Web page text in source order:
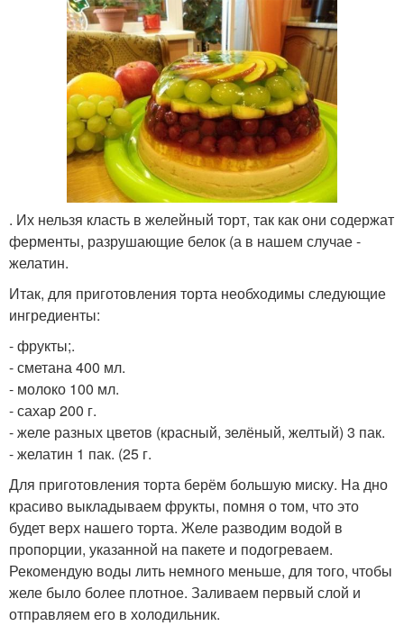
. Их нельзя класть в желейный торт, так как они содержат
ферменты, разрушающие белок (а в нашем случае -
желатин.
Итак, для приготовления торта необходимы следующие
ингредиенты:
- фрукты;.
- сметана 400 мл.
- молоко 100 мл.
- сахар 200 г.
- желе разных цветов (красный, зелёный, желтый) 3 пак.
- желатин 1 пак. (25 г.
Для приготовления торта берём большую миску. На дно
красиво выкладываем фрукты, помня о том, что это
будет верх нашего торта. Желе разводим водой в
пропорции, указанной на пакете и подогреваем.
Рекомендую воды лить немного меньше, для того, чтобы
желе было более плотное. Заливаем первый слой и
отправляем его в холодильник.